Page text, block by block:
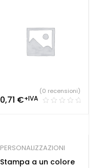
0,71 €+IVA
(0 recensioni)
PERSONALIZZAZIONI
Stampa a un colore